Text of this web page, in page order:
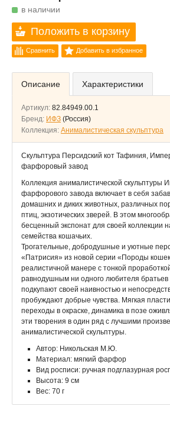
в наличии
Положить в корзину
Сравнить Добавить в избранное
Описание Характеристики
Артикул: 82.84949.00.1
Бренд: ИФЗ (Россия)
Коллекция: Анималистическая скульптура
Скульптура Персидский кот Тафиния,
фарфоровый завод
Коллекция анималистической скульптуры
фарфорового завода включает в себя
домашних и диких животных, различных
птиц, экзотических зверей. В этом
бесценный экспонат для своей коллекции
семейства кошачьих.
Трогательные, добродушные и уютные
«Патрисия» из новой серии «Породы
реалистичной манере с тонкой
равнодушным ни одного любителя
подкупают своей наивностью и
пробуждают добрые чувства. Мягкая
переходы в окраске, динамика в позе
эти творения в один ряд с лучшими
анималистической скульптуры.
Автор: Никольская М.Ю.
Материал: мягкий фарфор
Вид росписи: ручная подглазурная
Высота: 9 см
Вес: 70 г